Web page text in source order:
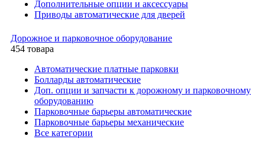
Дополнительные опции и аксессуары
Приводы автоматические для дверей
Дорожное и парковочное оборудование
454 товара
Автоматические платные парковки
Болларды автоматические
Доп. опции и запчасти к дорожному и парковочному
оборудованию
Парковочные барьеры автоматические
Парковочные барьеры механические
Все категории